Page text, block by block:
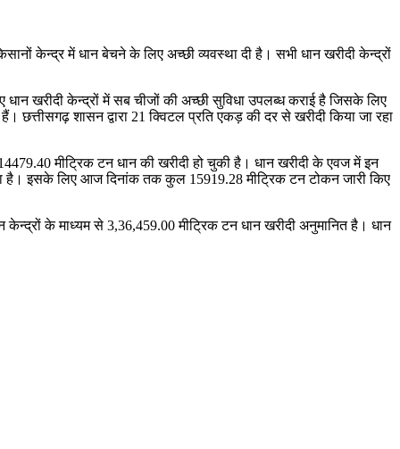
केन्द्र में धान बेचने के लिए अच्छी व्यवस्था दी है। सभी धान खरीदी केन्द्रों
खरीदी केन्द्रों में सब चीजों की अच्छी सुविधा उपलब्ध कराई है जिसके लिए
छत्तीसगढ़ शासन द्वारा 21 क्विटल प्रति एकड़ की दर से खरीदी किया जा रहा
मीट्रिक टन धान की खरीदी हो चुकी है। धान खरीदी के एवज में इन
है। इसके लिए आज दिनांक तक कुल 15919.28 मीट्रिक टन टोकन जारी किए
केन्द्रों के माध्यम से 3,36,459.00 मीट्रिक टन धान खरीदी अनुमानित है। धान